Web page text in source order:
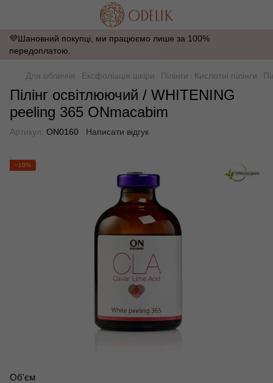
💜Шановний покупці, ми працюємо лише за 100%
передоплатою.
Для обличчя Ексфоліація шкіри Пілінги Кислотні пілінги
Пілінг освітлюючий / WHITENING
peeling 365 ONmacabim
Артикул: ON0160 Написати відгук
−10%
Об'єм